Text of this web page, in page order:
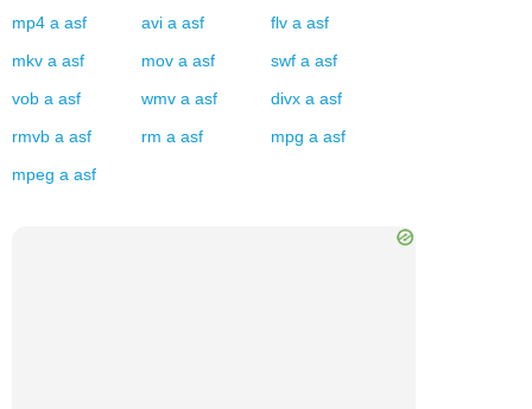
mp4 a asf avi a asf flv a asf
mkv a asf mov a asf swf a asf
vob a asf wmv a asf divx a asf
rmvb a asf rm a asf mpg a asf
mpeg a asf